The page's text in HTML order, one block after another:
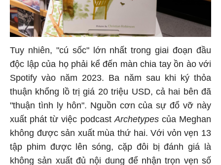
Tuy nhiên, "cú sốc" lớn nhất trong giai đoạn đầu
độc lập của họ phải kể đến màn chia tay ồn ào với
Spotify vào năm 2023. Ba năm sau khi ký thỏa
thuận khổng lồ trị giá 20 triệu USD, cả hai bên đã
"thuận tình ly hôn". Nguồn cơn của sự đổ vỡ này
xuất phát từ việc podcast Archetypescủa Meghan
không được sản xuất mùa thứ hai. Với vỏn vẹn 13
tập phim được lên sóng, cặp đôi bị đánh giá là
không sản xuất đủ nội dung để nhận trọn vẹn số